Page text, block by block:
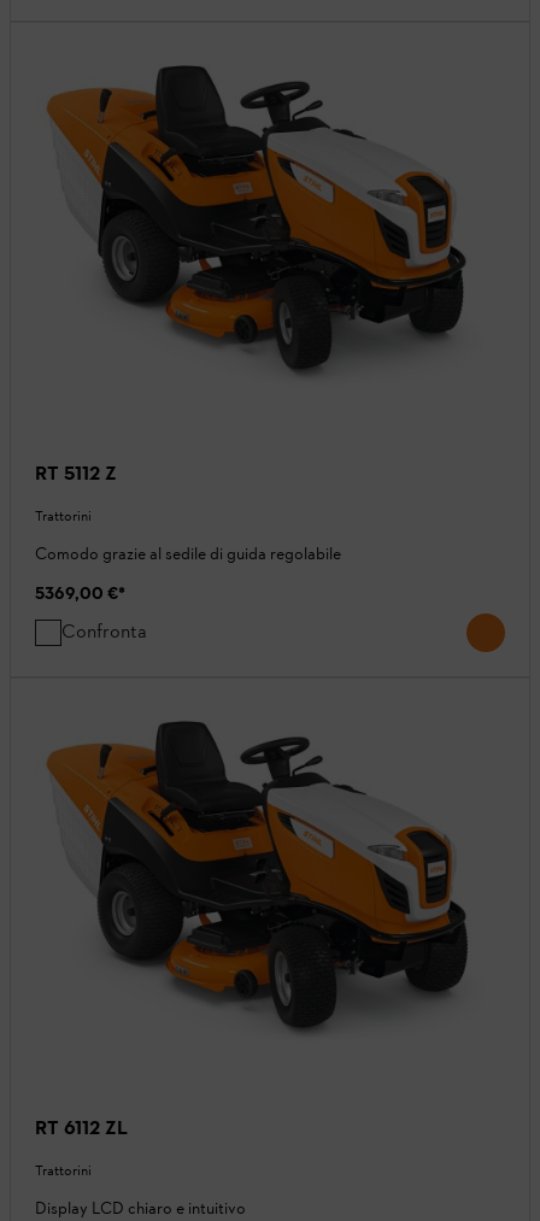
RT 5112 Z
Trattorini
Comodo grazie al sedile di guida regolabile
5369,00 €*
Confronta
RT 6112 ZL
Trattorini
Display LCD chiaro e intuitivo